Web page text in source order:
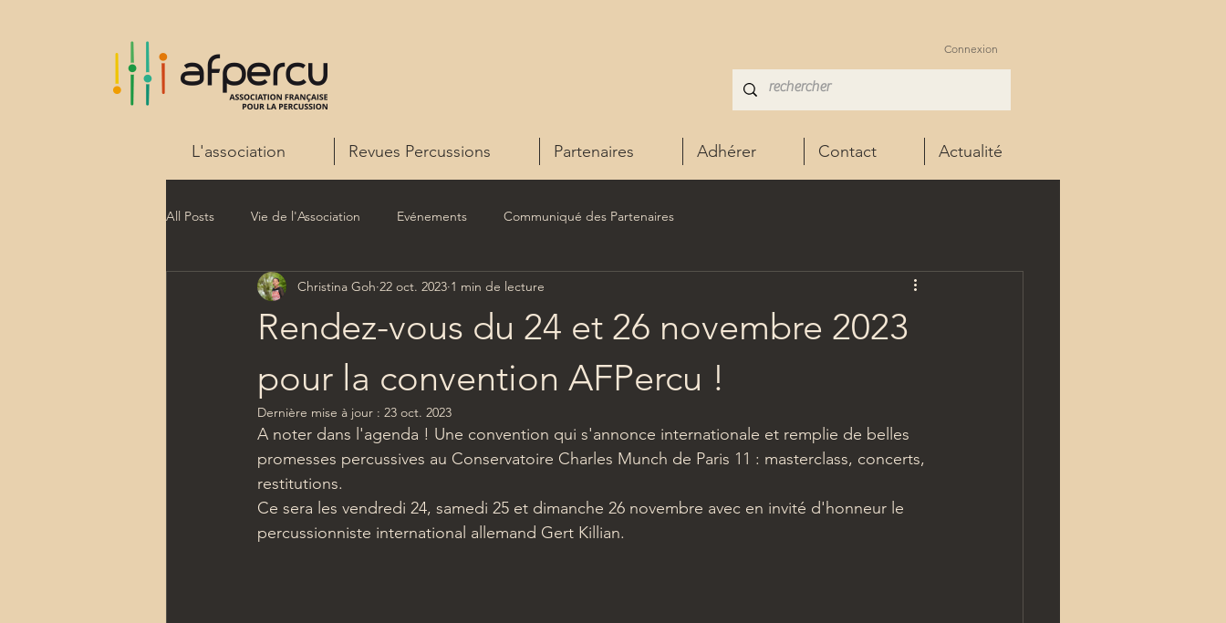
Connexion
L'association Revues Percussions Partenaires Adhérer Contact Actualité
All Posts Vie de l'Association Evénements Communiqué des Partenaires
Rendez-vous du 24 et 26 novembre 2023
pour la convention AFPercu !
Christina Goh 22 oct. 2023 1 min de lecture
Dernière mise à jour : 23 oct. 2023
A noter dans l'agenda ! Une convention qui s'annonce internationale et remplie de belles
promesses percussives au Conservatoire Charles Munch de Paris 11 : masterclass, concerts,
restitutions.
Ce sera les vendredi 24, samedi 25 et dimanche 26 novembre avec en invité d'honneur le
percussionniste international allemand Gert Killian.